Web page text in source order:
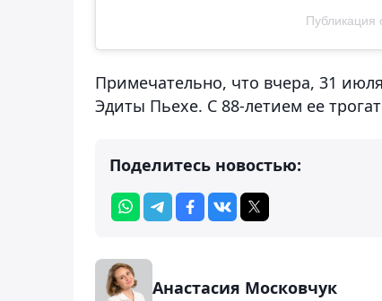
Примечательно, что вчера, 31
Эдиты Пьехе. С 88-летием ее
Поделитесь новостью:
Анастасия Московчук